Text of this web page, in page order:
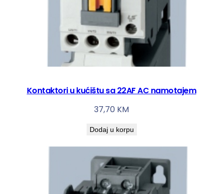
Kontaktori u kućištu sa 22AF AC namotajem
37,70 KM
Dodaj u korpu